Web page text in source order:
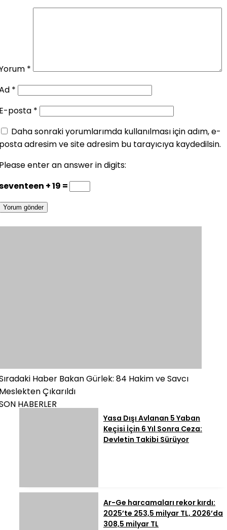
*
*
posta *
Daha sonraki yorumlarımda kullanılması için adım, e-
adresim ve site adresim bu tarayıcıya kaydedilsin.
enter an answer in digits:
+ 19 =
Haber Bakan Gürlek: 84 Hakim ve Savcı
Çıkarıldı
HABERLER
Yasa Dışı Avlanan 5 Yaban
Keçisi İçin 6 Yıl Sonra Ceza:
Devletin Takibi Sürüyor
Ar-Ge harcamaları rekor kırdı:
2025’te 253,5 milyar TL, 2026’da
308,5 milyar TL